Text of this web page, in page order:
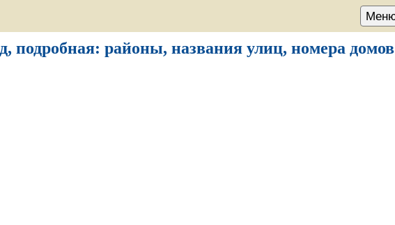
подробная: районы, названия улиц, номера домов